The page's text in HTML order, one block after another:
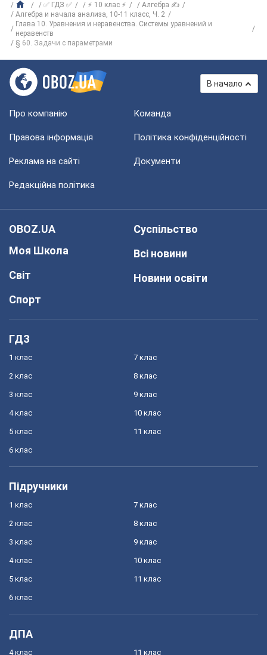
✅ ГДЗ ✅ ⚡ 10 клас ⚡
Алгебра ✍
Алгебра и начала анализа, 10-11 класс, Ч. 2
Глава 10. Уравнения и неравенства. Системы уравнений и
неравенств
§ 60. Задачи с параметрами
В начало
Про компанію Команда
Правова інформація Політика конфіденційності
Реклама на сайті Документи
Редакційна політика
OBOZ.UA
Моя Школа
Світ
Спорт
Суспільство
Всі новини
Новини освіти
ГДЗ
1 клас
2 клас
3 клас
4 клас
5 клас
6 клас
7 клас
8 клас
9 клас
10 клас
11 клас
Підручники
1 клас
2 клас
3 клас
4 клас
5 клас
6 клас
7 клас
8 клас
9 клас
10 клас
11 клас
ДПА
4 клас 11 клас